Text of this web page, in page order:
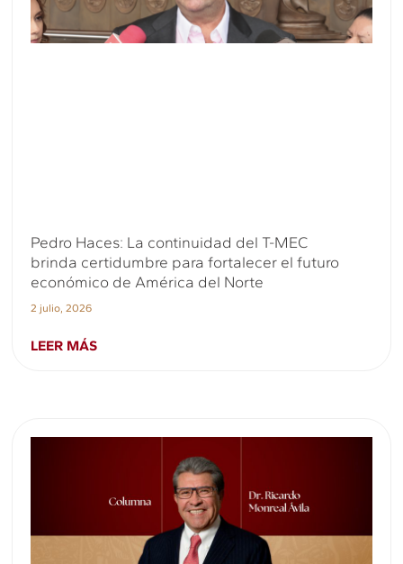
Pedro Haces: La continuidad del T-MEC
brinda certidumbre para fortalecer el futuro
económico de América del Norte
2 julio, 2026
LEER MÁS